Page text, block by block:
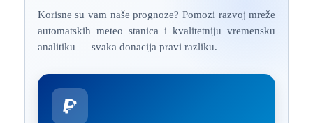
Korisne su vam naše prognoze? Pomozi razvoj mreže
automatskih meteo stanica i kvalitetniju vremensku
analitiku — svaka donacija pravi razliku.